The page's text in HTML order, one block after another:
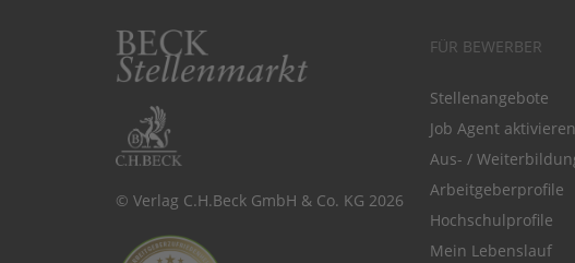
© Verlag C.H.Beck GmbH & Co. KG 2026
FÜR BEWERBER
Stellenangebote
Job Agent aktivieren
Aus- /
Arbeitgeberprofile
Hochschulprofile
Mein Lebenslauf